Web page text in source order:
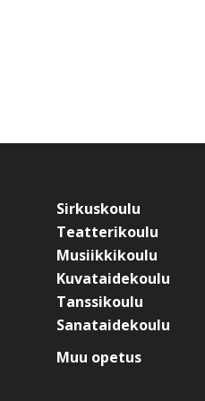
Sirkuskoulu
Teatterikoulu
Musiikkikoulu
Kuvataidekoulu
Tanssikoulu
Sanataidekoulu
Muu opetus